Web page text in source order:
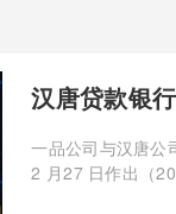
汉唐贷款银
一品公司与汉唐公
2 月27 日作出（